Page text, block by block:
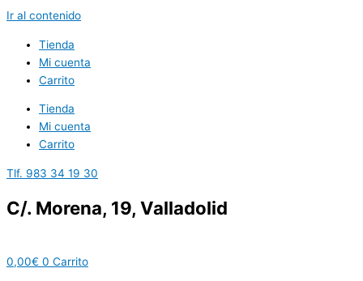
Ir al contenido
Tienda
Mi cuenta
Carrito
Tienda
Mi cuenta
Carrito
Tlf. 983 34 19 30
C/. Morena, 19, Valladolid
0,00€ 0 Carrito